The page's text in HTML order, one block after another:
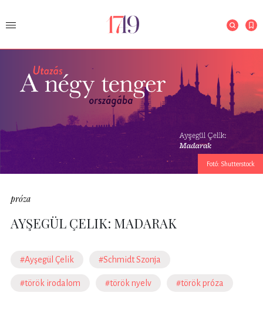
Fotó: Shutterstock
próza
AYŞEGÜL ÇELIK: MADARAK
#Ayşegül Çelik #Schmidt Szonja
#török irodalom #török nyelv #török próza